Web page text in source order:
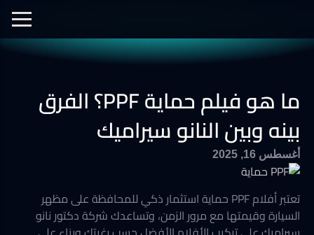
نانو سيراميك
أفلام الحماية
ما هو فيلم حماية PPF؟ الفرق
بينه وبين النانو سيراميك
أغسطس 16, 2025
تعتبر أفلام PPF حماية استثمار ذكي للمحافظة على مظهر
السيارة وقيمتها مع مرور الزمن، وتساعدك شركة دكتور نانو